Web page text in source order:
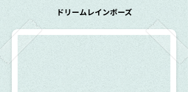
​ドリームレインボーズ